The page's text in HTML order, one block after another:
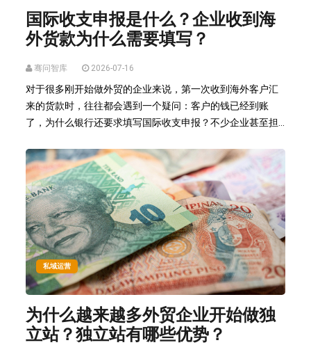
国际收支申报是什么？企业收到海
外货款为什么需要填写？
骞问智库 2026-07-16
对于很多刚开始做外贸的企业来说，第一次收到海外客户汇
来的货款时，往往都会遇到一个疑问：客户的钱已经到账
了，为什么银行还要求填写国际收支申报？不少企业甚至担...
私域运营
为什么越来越多外贸企业开始做独
立站？独立站有哪些优势？